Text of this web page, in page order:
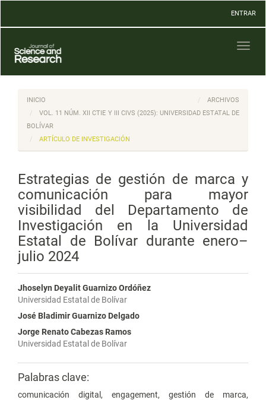
Contenido
Barra
lateral
ENTRAR
INICIO
ARCHIVOS
VOL. 11 NÚM. XII CTIE Y III CIVS (2025): UNIVERSIDAD ESTATAL DE
BOLÍVAR
ARTÍCULO DE INVESTIGACIÓN
Estrategias de gestión de marca y
comunicación para mayor
visibilidad del Departamento de
Investigación en la Universidad
Estatal de Bolívar durante enero–
julio 2024
Jhoselyn Deyalit Guarnizo Ordóñez
Universidad Estatal de Bolívar
José Bladimir Guarnizo Delgado
Jorge Renato Cabezas Ramos
Universidad Estatal de Bolívar
Palabras clave:
comunicación digital, engagement, gestión de marca,